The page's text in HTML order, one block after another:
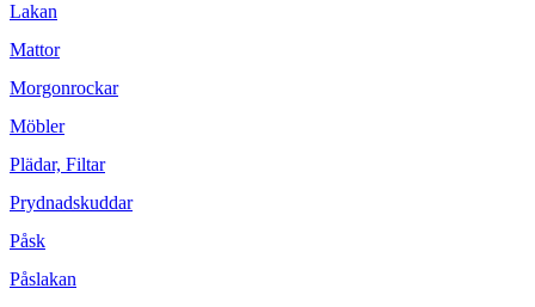
Lakan
Mattor
Morgonrockar
Möbler
Plädar, Filtar
Prydnadskuddar
Påsk
Påslakan